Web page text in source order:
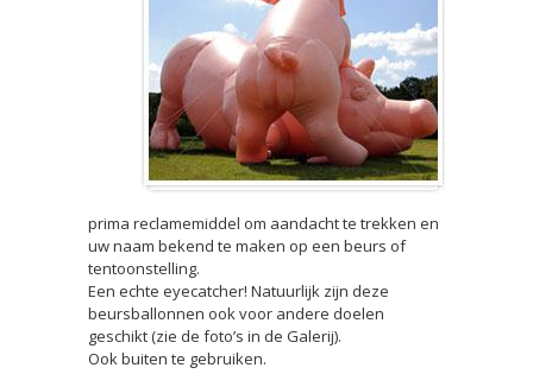
prima reclamemiddel om aandacht te trekken en
uw naam bekend te maken op een beurs of
tentoonstelling.
Een echte eyecatcher! Natuurlijk zijn deze
beursballonnen ook voor andere doelen
geschikt (zie de foto’s in de Galerij).
Ook buiten te gebruiken.